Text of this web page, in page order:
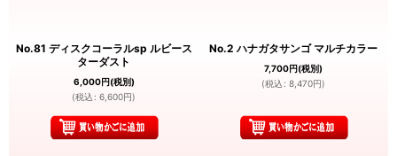
No.81 ディスクコーラルsp ルビース
ターダスト
6,000円(税別)
(税込 : 6,600円)
No.2 ハナガタサンゴ マルチカラー
7,700円(税別)
(税込 : 8,470円)